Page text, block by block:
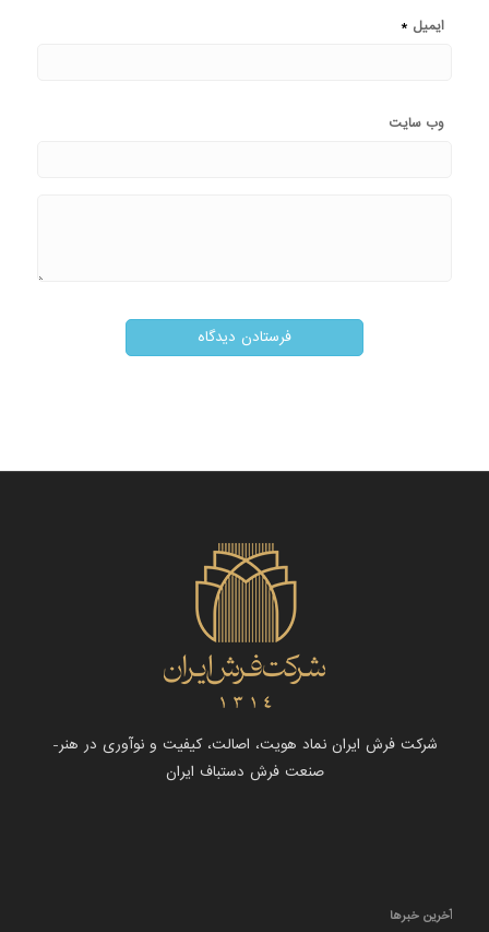
ایمیل *
وب‌ سایت
شرکت فرش ایران نماد هویت، اصالت، کیفیت و نوآوری در هنر-
صنعت فرش دستباف ایران
آخرین خبرها